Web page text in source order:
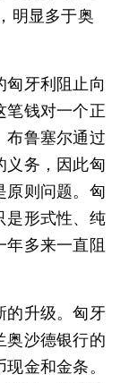
明显多于奥
匈牙利阻止向
笔钱对一个正
布鲁塞尔通过
义务，因此匈
原则问题。匈
是形式性、纯
年多来一直阻
的升级。匈牙
奥沙德银行的
金和金条。